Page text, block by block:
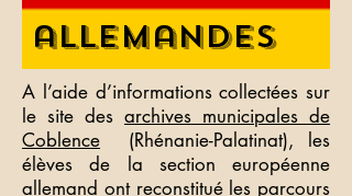
allemandes
A l’aide d’informations collectées sur
le site des archives municipales de
Coblence (Rhénanie-Palatinat), les
élèves de la section européenne
allemand ont reconstitué les parcours